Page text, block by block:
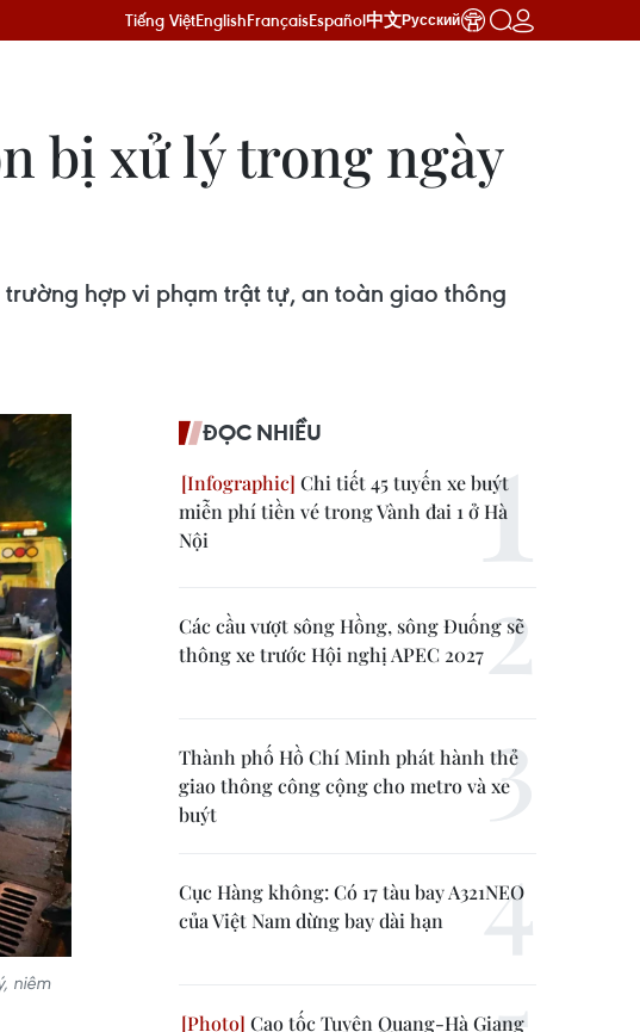
Tiếng ViệtEnglishFrançaisEspañol中文Русский
bị xử lý trong ngày
hợp vi phạm trật tự, an toàn giao thông
niêm
ĐỌC NHIỀU
Chi tiết 45 tuyến xe buýt
miễn phí tiền vé trong Vành đai 1 ở Hà
Nội
Các cầu vượt sông Hồng, sông Đuống sẽ
thông xe trước Hội nghị APEC 2027
Thành phố Hồ Chí Minh phát hành thẻ
giao thông công cộng cho metro và xe
buýt
Cục Hàng không: Có 17 tàu bay A321NEO
của Việt Nam dừng bay dài hạn
Cao tốc Tuyên Quang-Hà Giang